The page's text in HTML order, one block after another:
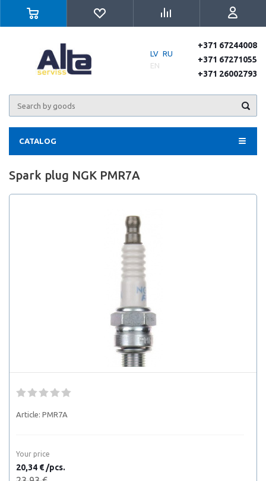
LV RU
EN
+371 67244008
+371 67271055
+371 26002793
CATALOG
Spark plug NGK PMR7A
Article: PMR7A
Your price
20,34 € /pcs.